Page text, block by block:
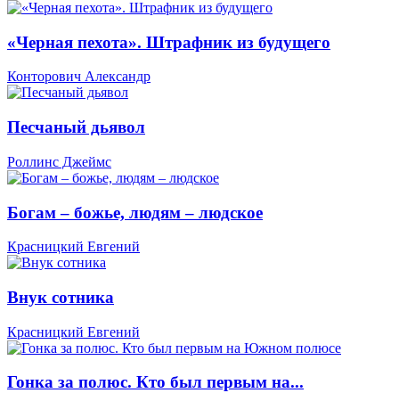
«Черная пехота». Штрафник из будущего
Конторович Александр
Песчаный дьявол
Роллинс Джеймс
Богам – божье, людям – людское
Красницкий Евгений
Внук сотника
Красницкий Евгений
Гонка за полюс. Кто был первым на...